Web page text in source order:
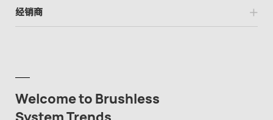
经销商
Welcome to Brushless